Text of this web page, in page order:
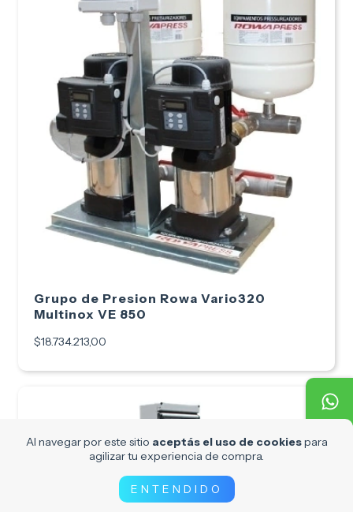
Al navegar por este sitio aceptás el uso de cookiespara
agilizar tu experiencia de compra.
ENTENDIDO
Grupo de Presion Rowa Vario320
Multinox VE 850
$18.734.213,00